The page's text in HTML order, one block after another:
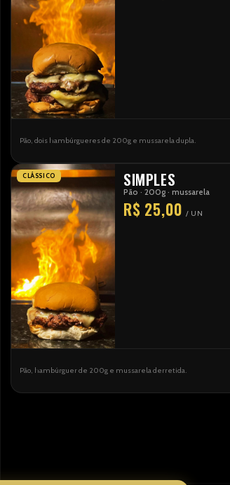
Pão, dois hambúrgueres de 200g e mussarela dupla.
CLÁSSICO SIMPLES
Pão · 200g · mussarela
R$ 25,00/ UN
Pão, hambúrguer de 200g e mussarela derretida.